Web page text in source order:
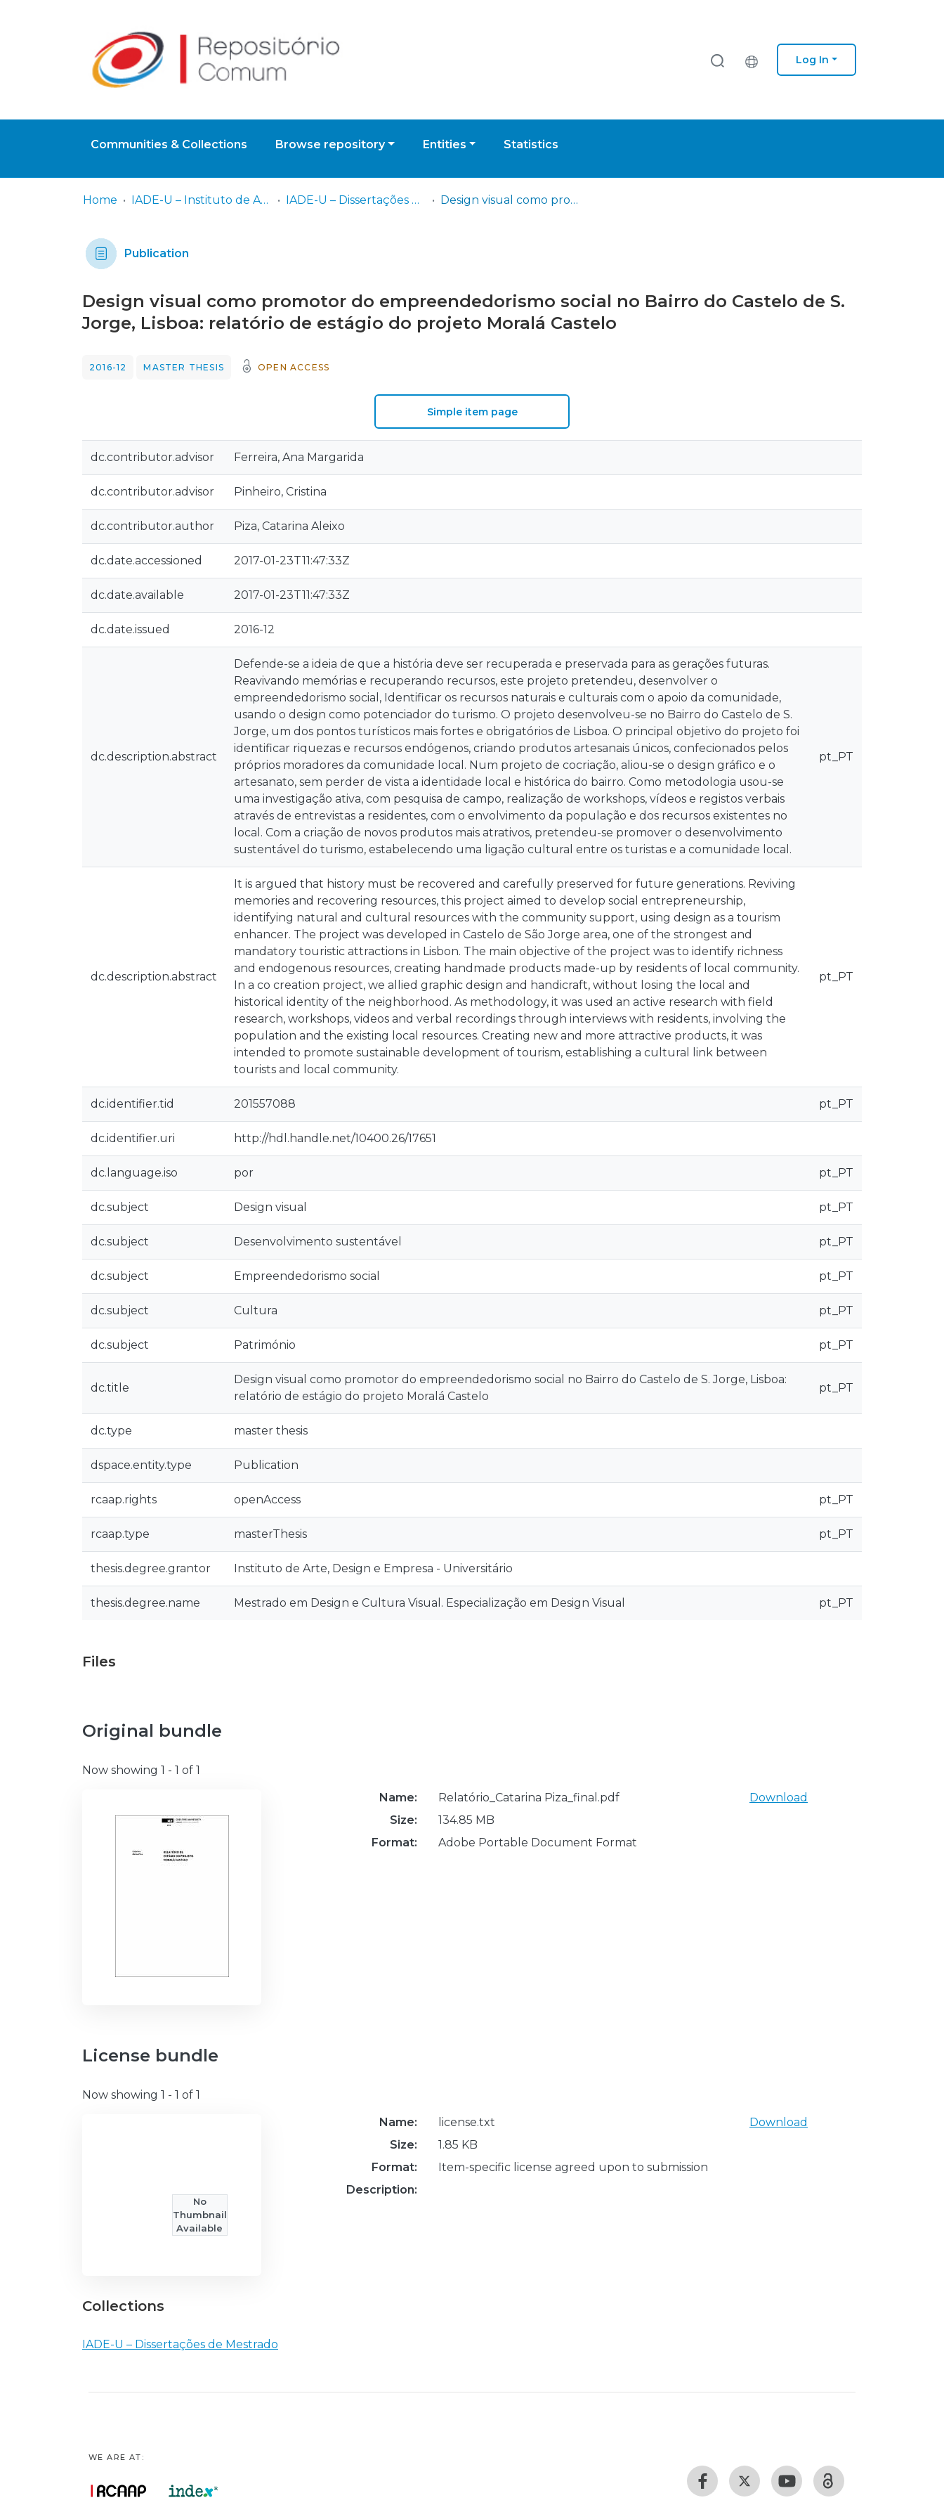
Log In
Communities & Collections Browse repository Entities Statistics
Home IADE-U – Instituto de Arte, Design e Empresa - Universitário IADE-U – Dissertações de Mestrado Design visual como promotor do empreendedorismo social no Bairro do Castelo de S. Jorge, Lisboa: relatório de estágio do projeto Moralá Castelo
Publication
Design visual como promotor do empreendedorismo social no Bairro do Castelo de S.
Jorge, Lisboa: relatório de estágio do projeto Moralá Castelo
2016-12 MASTER THESIS OPEN ACCESS
Simple item page
dc.contributor.advisor Ferreira, Ana Margarida
dc.contributor.advisor Pinheiro, Cristina
dc.contributor.author Piza, Catarina Aleixo
dc.date.accessioned 2017-01-23T11:47:33Z
dc.date.available 2017-01-23T11:47:33Z
dc.date.issued 2016-12
dc.description.abstract
Defende-se a ideia de que a história deve ser recuperada e preservada para as gerações futuras.
Reavivando memórias e recuperando recursos, este projeto pretendeu, desenvolver o
empreendedorismo social, Identificar os recursos naturais e culturais com o apoio da comunidade,
usando o design como potenciador do turismo. O projeto desenvolveu-se no Bairro do Castelo de S.
Jorge, um dos pontos turísticos mais fortes e obrigatórios de Lisboa. O principal objetivo do projeto foi
identificar riquezas e recursos endógenos, criando produtos artesanais únicos, confecionados pelos
próprios moradores da comunidade local. Num projeto de cocriação, aliou-se o design gráfico e o
artesanato, sem perder de vista a identidade local e histórica do bairro. Como metodologia usou-se
uma investigação ativa, com pesquisa de campo, realização de workshops, vídeos e registos verbais
através de entrevistas a residentes, com o envolvimento da população e dos recursos existentes no
local. Com a criação de novos produtos mais atrativos, pretendeu-se promover o desenvolvimento
sustentável do turismo, estabelecendo uma ligação cultural entre os turistas e a comunidade local.
pt_PT
dc.description.abstract
It is argued that history must be recovered and carefully preserved for future generations. Reviving
memories and recovering resources, this project aimed to develop social entrepreneurship,
identifying natural and cultural resources with the community support, using design as a tourism
enhancer. The project was developed in Castelo de São Jorge area, one of the strongest and
mandatory touristic attractions in Lisbon. The main objective of the project was to identify richness
and endogenous resources, creating handmade products made-up by residents of local community.
In a co creation project, we allied graphic design and handicraft, without losing the local and
historical identity of the neighborhood. As methodology, it was used an active research with field
research, workshops, videos and verbal recordings through interviews with residents, involving the
population and the existing local resources. Creating new and more attractive products, it was
intended to promote sustainable development of tourism, establishing a cultural link between
tourists and local community.
pt_PT
dc.identifier.tid 201557088 pt_PT
dc.identifier.uri http://hdl.handle.net/10400.26/17651
dc.language.iso por pt_PT
dc.subject Design visual pt_PT
dc.subject Desenvolvimento sustentável pt_PT
dc.subject Empreendedorismo social pt_PT
dc.subject Cultura pt_PT
dc.subject Património pt_PT
dc.title
Design visual como promotor do empreendedorismo social no Bairro do Castelo de S. Jorge, Lisboa:
relatório de estágio do projeto Moralá Castelo
pt_PT
dc.type master thesis
dspace.entity.type Publication
rcaap.rights openAccess pt_PT
rcaap.type masterThesis pt_PT
thesis.degree.grantor Instituto de Arte, Design e Empresa - Universitário
thesis.degree.name Mestrado em Design e Cultura Visual. Especialização em Design Visual pt_PT
Files
Original bundle
Now showing 1 - 1 of 1
Name:
Relatório_Catarina Piza_final.pdf
Size:
134.85 MB
Format:
Adobe Portable Document Format
Download
License bundle
Now showing 1 - 1 of 1
No
Thumbnail
Available
Name:
license.txt
Size:
1.85 KB
Format:
Item-specific license agreed upon to submission
Description:
Download
Collections
IADE-U – Dissertações de Mestrado
WE ARE AT: